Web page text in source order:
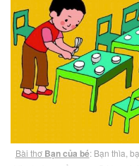
Bài thơ Bạn của bé: Bạn thìa,